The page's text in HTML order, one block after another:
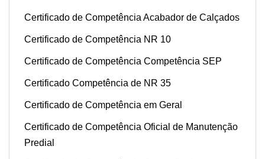
Certificado de Competência Acabador de Calçados
Certificado de Competência NR 10
Certificado de Competência Competência SEP
Certificado Competência de NR 35
Certificado de Competência em Geral
Certificado de Competência Oficial de Manutenção
Predial